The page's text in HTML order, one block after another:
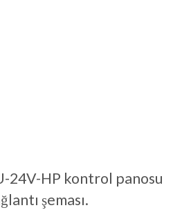
24V-HP kontrol panosu
şeması.